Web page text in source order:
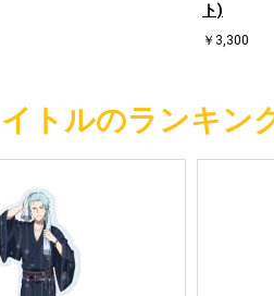
ト)
￥3,300
トルのランキン